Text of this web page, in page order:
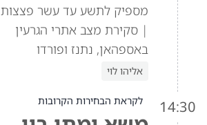
מספיק לתשע עד עשר פצצות
| סקירת מצב אתרי הגרעין
באספהאן, נתנז ופורדו
אליהו לוי
14:30 לקראת הבחירות הקרובות